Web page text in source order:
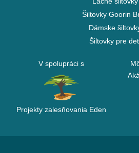
Šiltovky Goorin
Dámske
Šiltovky pre
V spolupráci s
Projekty zalesňovania Eden